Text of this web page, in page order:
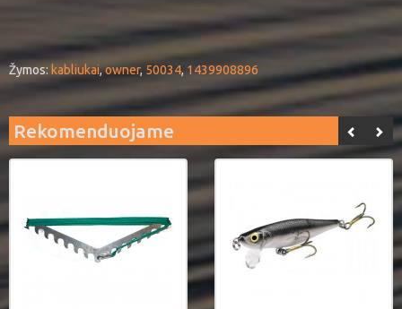
Žymos: kabliukai,owner, 50034, 1439908896
Rekomenduojame